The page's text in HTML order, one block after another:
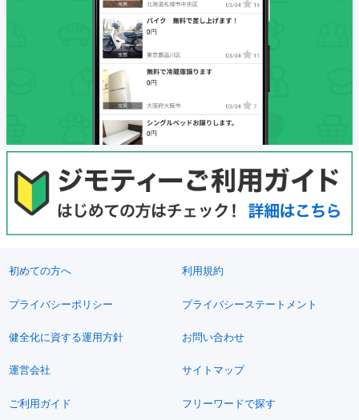
初めての方へ 利用規約
プライバシーポリシー プライバシーステートメント
健全化に資する運用方針 お問い合わせ
運営会社 サイトマップ
ご利用ガイド フリーワードで探す